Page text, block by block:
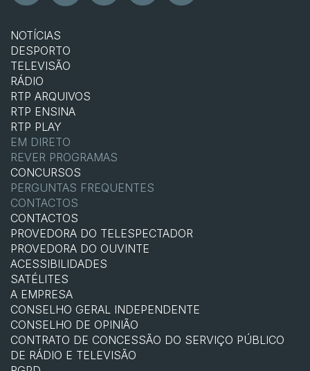
NOTÍCIAS
DESPORTO
TELEVISÃO
RÁDIO
RTP ARQUIVOS
RTP ENSINA
RTP PLAY
EM DIRETO
REVER PROGRAMAS
CONCURSOS
PERGUNTAS FREQUENTES
CONTACTOS
CONTACTOS
PROVEDORA DO TELESPECTADOR
PROVEDORA DO OUVINTE
ACESSIBILIDADES
SATÉLITES
A EMPRESA
CONSELHO GERAL INDEPENDENTE
CONSELHO DE OPINIÃO
CONTRATO DE CONCESSÃO DO SERVIÇO PÚBLICO
DE RÁDIO E TELEVISÃO